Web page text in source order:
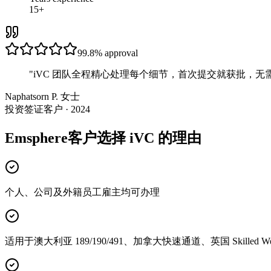
15+
99.8% approval
"iVC 团队全程精心处理每个细节，首次提交就获批，无
Naphatsorn P. 女士
投资签证客户 · 2024
Emsphere客户选择 iVC 的理由
个人、公司及外籍员工雇主均可办理
适用于澳大利亚 189/190/491、加拿大快速通道、英国 Skilled